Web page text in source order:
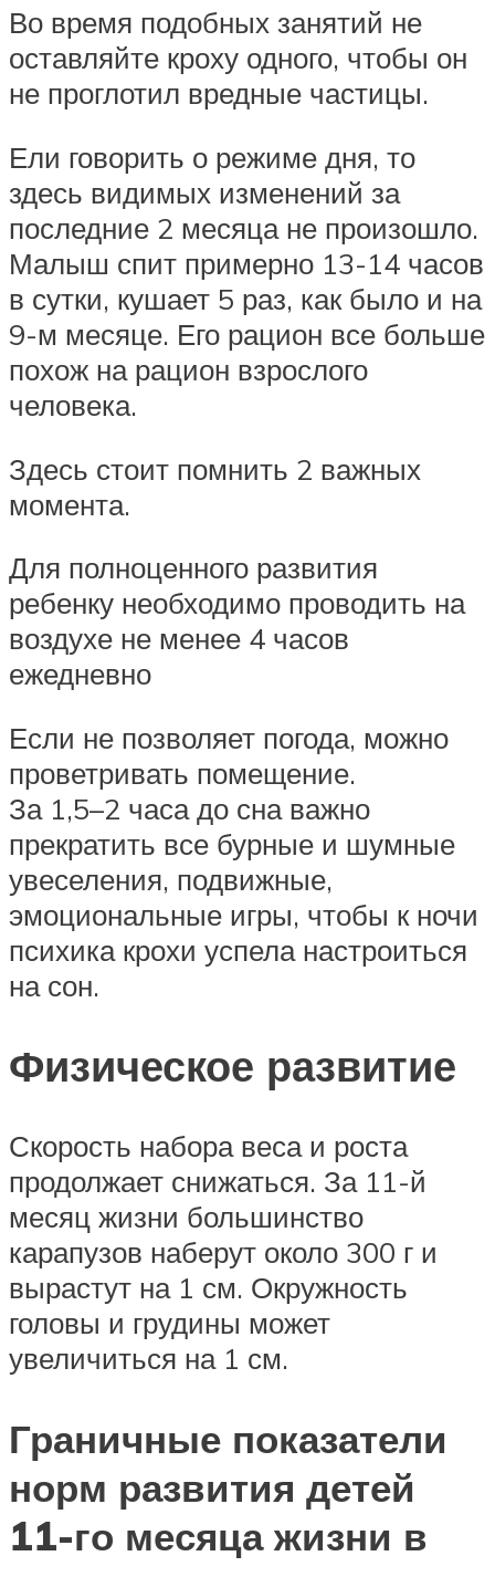
Во время подобных занятий не
оставляйте кроху одного, чтобы он
не проглотил вредные частицы.
Ели говорить о режиме дня, то
здесь видимых изменений за
последние 2 месяца не произошло.
Малыш спит примерно 13-14 часов
в сутки, кушает 5 раз, как было и на
9-м месяце. Его рацион все больше
похож на рацион взрослого
человека.
Здесь стоит помнить 2 важных
момента.
Для полноценного развития
ребенку необходимо проводить на
воздухе не менее 4 часов
ежедневно
Если не позволяет погода, можно
проветривать помещение.
За 1,5–2 часа до сна важно
прекратить все бурные и шумные
увеселения, подвижные,
эмоциональные игры, чтобы к ночи
психика крохи успела настроиться
на сон.
Физическое развитие
Скорость набора веса и роста
продолжает снижаться. За 11-й
месяц жизни большинство
карапузов наберут около 300 г и
вырастут на 1 см. Окружность
головы и грудины может
увеличиться на 1 см.
Граничные показатели
норм развития детей
11-го месяца жизни в